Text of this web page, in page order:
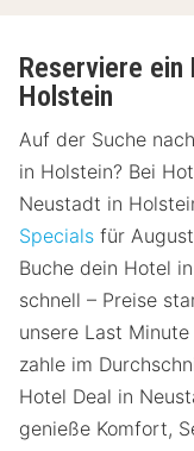
Reserviere
Holstein
Auf der Suche
in Holstein? Bei
Neustadt in
Specials für
Buche dein Hotel
schnell – Preise
unsere Last
zahle im
Hotel Deal in
genieße Komfort,